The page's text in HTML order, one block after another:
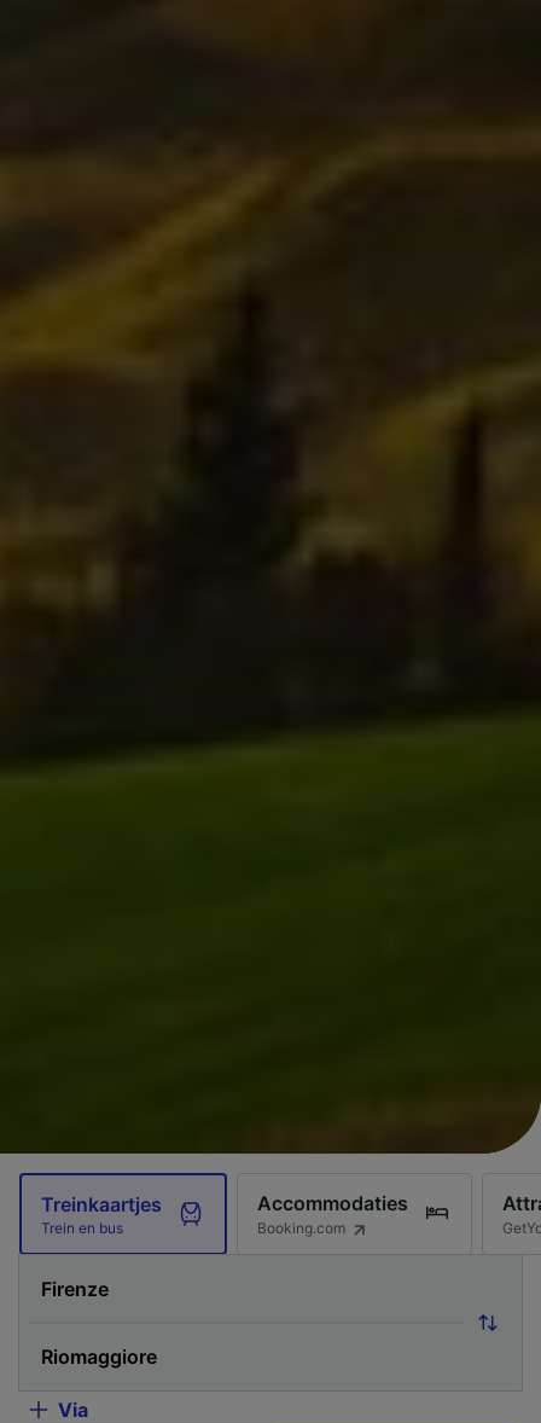
Treinkaartjes
Trein en bus
Accommodaties
Booking.com
Via